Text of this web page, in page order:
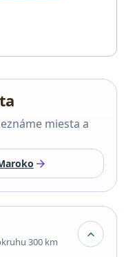
miesta a
arrow_forward
300 km expand_more